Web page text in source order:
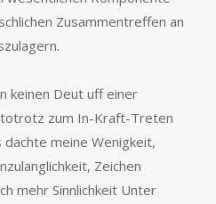
Zusammentreffen an
keinen Deut uff einer
zum In-Kraft-Treten
meine Wenigkeit,
Zeichen
mehr Sinnlichkeit Unter